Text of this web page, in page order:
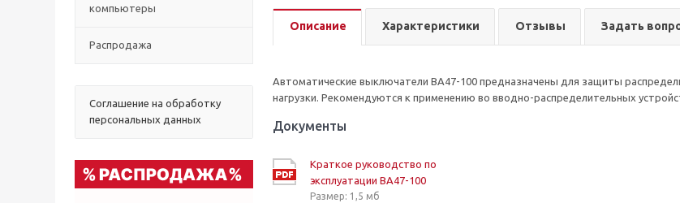
компьютеры
Распродажа
Соглашение на обработку
персональных данных
Описание Характеристики Отзывы Задать
Автоматические выключатели ВА47-100 предназначены для защиты
нагрузки. Рекомендуются к применению во вводно-распределительных
Документы
Краткое руководство по
эксплуатации ВА47-100
Размер: 1,5 мб